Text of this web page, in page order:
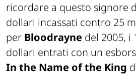
ricordare a questo signore
dollari incassati contro 25
per Bloodrayne del 2005, i
dollari entrati con un
In the Name of the King